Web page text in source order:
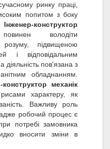
ринку праці,
попитом з боку
Інженер-конструктор
володіти
підвищеною
і відповідальним
пов'язана з
обладнанням.
конструктор механік
характеру, як
Важливу роль
адже робочий процес є
потребі замовника
вносити зміни в